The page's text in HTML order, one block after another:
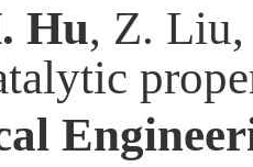
Hu, Z. Liu,